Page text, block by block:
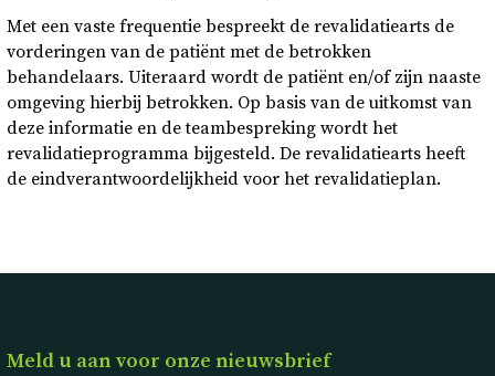
Met een vaste frequentie bespreekt de revalidatiearts de
vorderingen van de patiënt met de betrokken
behandelaars. Uiteraard wordt de patiënt en/of zijn naaste
omgeving hierbij betrokken. Op basis van de uitkomst van
deze informatie en de teambespreking wordt het
revalidatieprogramma bijgesteld. De revalidatiearts heeft
de eindverantwoordelijkheid voor het revalidatieplan.
Meld u aan voor onze nieuwsbrief